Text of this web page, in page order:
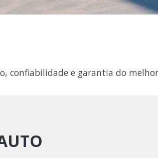
confiabilidade e garantia do